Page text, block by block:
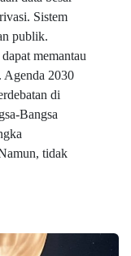
Sistem
publik.
memantau
Agenda 2030
di
Bangsa
tidak